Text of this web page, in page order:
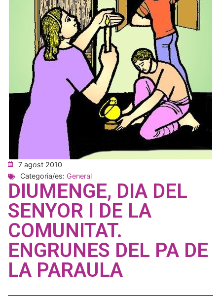
7 agost 2010
Categoria/es: General
DIUMENGE, DIA DEL
SENYOR I DE LA
COMUNITAT.
ENGRUNES DEL PA DE
LA PARAULA